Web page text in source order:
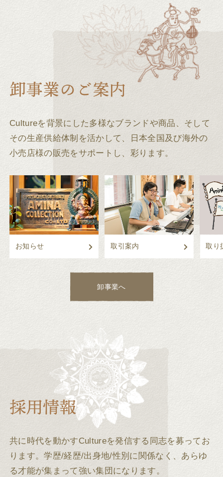
Cultureを背景にした多様なブランドや商品、そして
その生産供給体制を活かして、
日本全国及び海外の
小売店様の販売をサポートし、彩ります。
お知らせ 取引案内 取り
卸事業へ
共に時代を動かすCultureを発信する同志を募ってお
ります。学歴/経歴/出身地/性別に関係なく、あらゆ
る才能が集まって強い集団になります。